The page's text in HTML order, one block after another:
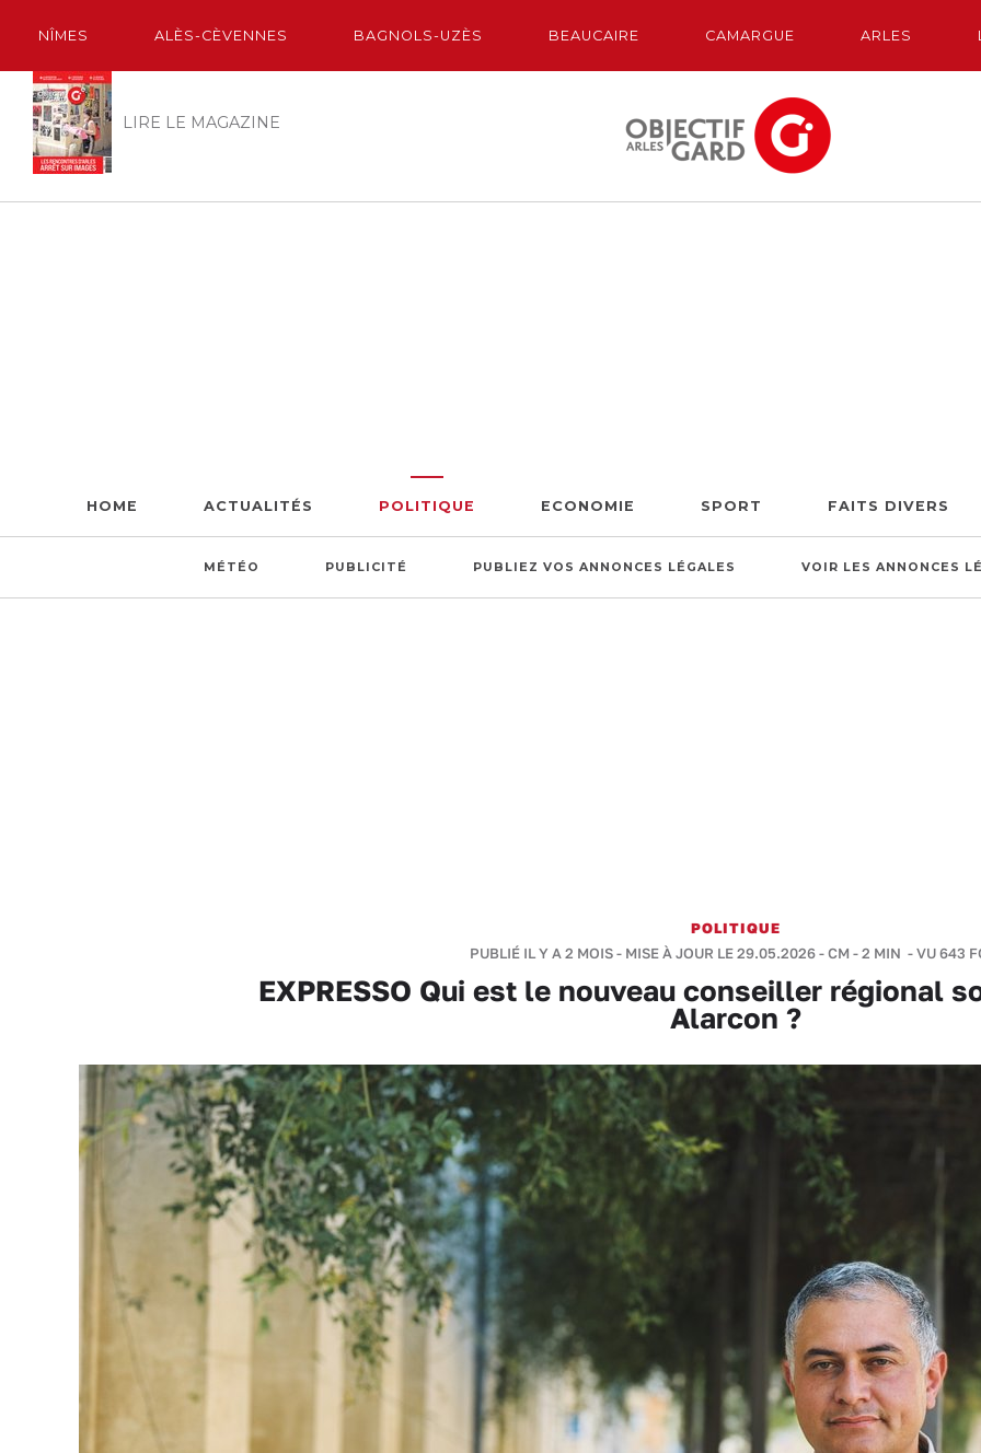
NÎMES ALÈS-CÈVENNES BAGNOLS-UZÈS BEAUCAIRE CAMARGUE ARLES
LIRE LE MAGAZINE
HOME ACTUALITÉS POLITIQUE ECONOMIE SPORT FAITS DIVERS
MÉTÉO PUBLICITÉ PUBLIEZ VOS ANNONCES LÉGALES VOIR LES ANNONCES
POLITIQUE
PUBLIÉ IL Y A 2 MOIS - MISE À JOUR LE 29.05.2026 -CM -2 MIN - VU 643
EXPRESSO Qui est le nouveau conseiller régional
Alarcon ?